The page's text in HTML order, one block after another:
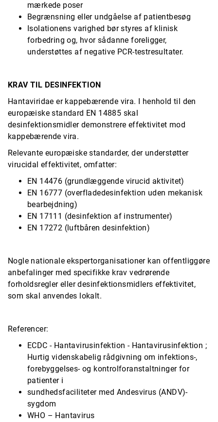
mærkede poser
Begrænsning eller undgåelse af patientbesøg
Isolationens varighed bør styres af klinisk
forbedring og, hvor sådanne foreligger,
understøttes af negative PCR-testresultater.
KRAV TIL DESINFEKTION
Hantaviridae er kappebærende vira. I henhold til den
europæiske standard EN 14885 skal
desinfektionsmidler demonstrere effektivitet mod
kappebærende vira.
Relevante europæiske standarder, der understøtter
virucidal effektivitet, omfatter:
EN 14476 (grundlæggende virucid aktivitet)
EN 16777 (overfladedesinfektion uden mekanisk
bearbejdning)
EN 17111 (desinfektion af instrumenter)
EN 17272 (luftbåren desinfektion)
Nogle nationale ekspertorganisationer kan offentliggøre
anbefalinger med specifikke krav vedrørende
forholdsregler eller desinfektionsmidlers effektivitet,
som skal anvendes lokalt.
Referencer:
ECDC - Hantavirusinfektion - Hantavirusinfektion ;
Hurtig videnskabelig rådgivning om infektions-,
forebyggelses- og kontrolforanstaltninger for
patienter i
sundhedsfaciliteter med Andesvirus (ANDV)-
sygdom
WHO – Hantavirus